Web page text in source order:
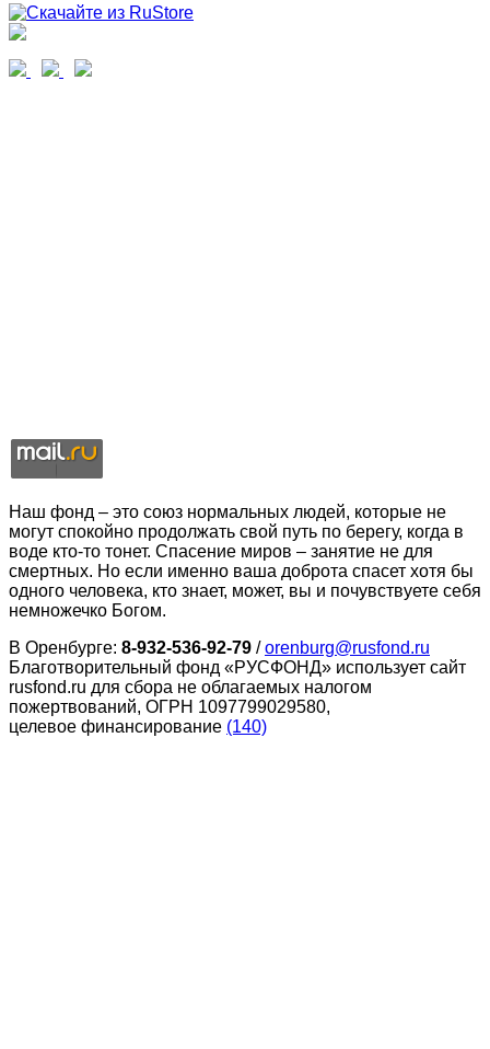
Наш фонд – это союз нормальных людей, которые не
могут спокойно продолжать свой путь по берегу, когда в
воде кто-то тонет. Спасение миров – занятие не для
смертных. Но если именно ваша доброта спасет хотя бы
одного человека, кто знает, может, вы и почувствуете себя
немножечко Богом.
В Оренбурге: 8-932-536-92-79 /orenburg@rusfond.ru
Благотворительный фонд «РУСФОНД» использует сайт
rusfond.ru для сбора не облагаемых налогом
пожертвований, ОГРН 1097799029580,
целевое финансирование (140)